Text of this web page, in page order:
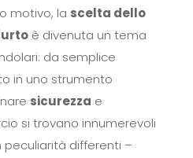
motivo, la scelta dello
è divenuta un tema
da semplice
in uno strumento
sicurezza e
si trovano innumerevoli
peculiarità differenti –